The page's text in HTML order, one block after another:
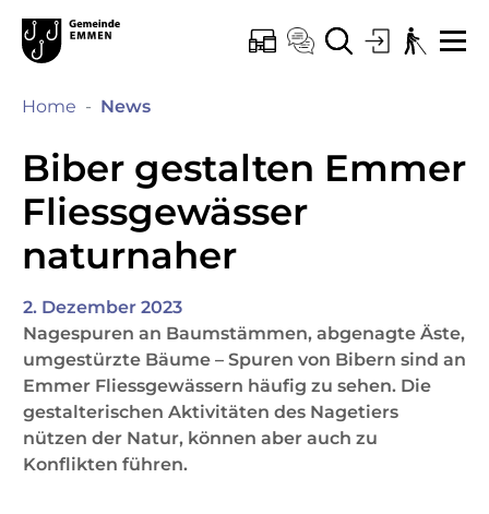
zur Startseite
Direkt zur Hauptnavigation
Direkt zum Inhalt
Direkt zur Suche
Direkt zum Stichwortverzeichnis
KopfzeileEmmen
Hauptnavigation
ONLINE-SCHALTER
KONTAKT
SUCHELOGIN
Hauptinhalt
Home News(ausgewählt)
Biber gestalten Emmer
Fliessgewässer
naturnaher
2. Dezember 2023
Nagespuren an Baumstämmen, abgenagte Äste,
umgestürzte Bäume – Spuren von Bibern sind an
Emmer Fliessgewässern häufig zu sehen. Die
gestalterischen Aktivitäten des Nagetiers
nützen der Natur, können aber auch zu
Konflikten führen.